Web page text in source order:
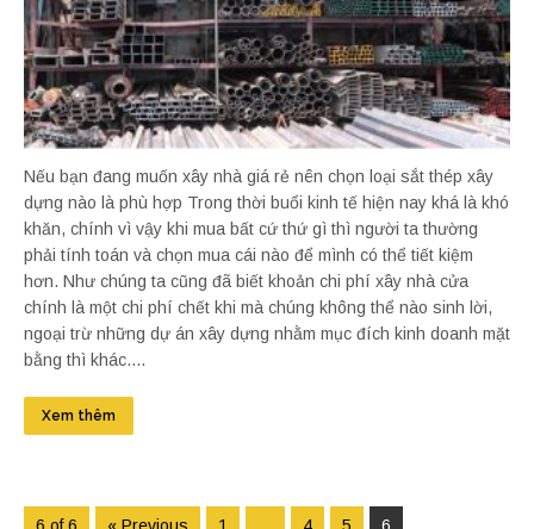
Nếu bạn đang muốn xây nhà giá rẻ nên chọn loại sắt thép xây
dựng nào là phù hợp Trong thời buổi kinh tế hiện nay khá là khó
khăn, chính vì vậy khi mua bất cứ thứ gì thì người ta thường
phải tính toán và chọn mua cái nào để mình có thể tiết kiệm
hơn. Như chúng ta cũng đã biết khoản chi phí xây nhà cửa
chính là một chi phí chết khi mà chúng không thể nào sinh lời,
ngoại trừ những dự án xây dựng nhằm mục đích kinh doanh mặt
bằng thì khác....
Xem thêm